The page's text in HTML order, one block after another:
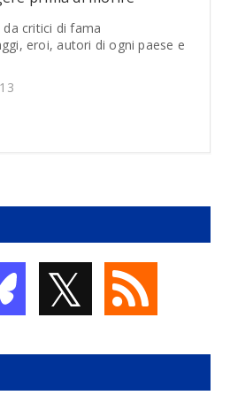
critici di fama
eroi, autori di ogni paese e
𝕏